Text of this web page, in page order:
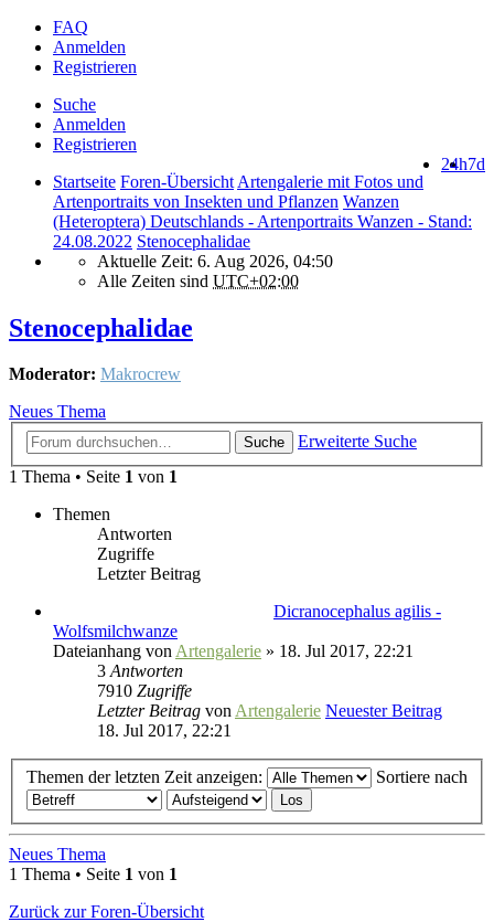
FAQ
Anmelden
Registrieren
Suche
Anmelden
Registrieren
7d
24h
Startseite Foren-Übersicht Artengalerie mit Fotos und
Artenportraits von Insekten und Pflanzen Wanzen
(Heteroptera) Deutschlands - Artenportraits Wanzen - Stand:
24.08.2022 Stenocephalidae
Aktuelle Zeit: 6. Aug 2026, 04:50
Alle Zeiten sind UTC+02:00
Stenocephalidae
Moderator: Makrocrew
Neues Thema
Suche
Erweiterte Suche
1 Thema • Seite 1 von 1
Themen
Antworten
Zugriffe
Letzter Beitrag
Dicranocephalus agilis -
Wolfsmilchwanze
Dateianhang von Artengalerie » 18. Jul 2017, 22:21
3 Antworten
7910 Zugriffe
Letzter Beitrag von Artengalerie Neuester Beitrag
18. Jul 2017, 22:21
Themen der letzten Zeit anzeigen: Sortiere nach
Neues Thema
1 Thema • Seite 1 von 1
Zurück zur Foren-Übersicht